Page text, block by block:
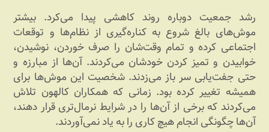
رشد جمعیت دوباره روند کاهشی پیدا می‌کرد. بیشتر
موش‌های بالغ شروع به کناره‌گیری از نظام‌ها و توقعات
اجتماعی کرده و تمام وقت‌شان را صرف خوردن، نوشیدن،
خوابیدن و تمیز کردن خودشان می‌کردند. آن‌ها از مبارزه و
حتی جفت‌یابی سر باز می‌زدند. شخصیت این موش‌ها برای
همیشه تغییر کرده بود. زمانی که همکاران کالهون تلاش
می‌کردند که برخی از آن‌ها را در شرایط نرمال‌تری قرار دهند،
آن‌ها چگونگی انجام هیچ کاری را به یاد نمی‌آوردند.